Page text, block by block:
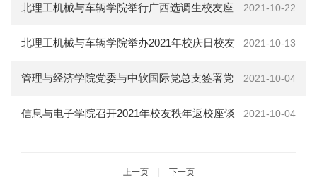
调生校友座谈分享会 2021-10-22
北理工机械与车辆学院举行广西选调生校友座
谈分享会 2021-10-13
北理工机械与车辆学院举办2021年校庆日校友
返校纪念活动 2021-10-04
管理与经济学院党委与中软国际党总支签署党
建共建协议 2021-10-04
信息与电子学院召开2021年校友秩年返校座谈
上一页 | 下一页